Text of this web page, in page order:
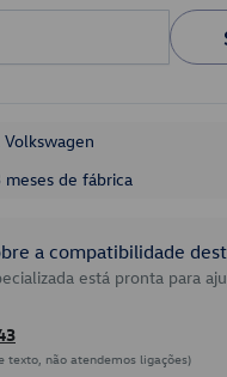
meses de fábrica
a compatibilidade
está pronta para
texto, não atendemos ligações)